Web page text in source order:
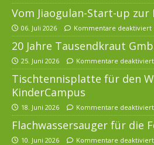
Vom Jiaogulan-Start-up
06. Juli 2026 Kommentare deaktiviert
20 Jahre Tausendkraut
25. Juni 2026 Kommentare deaktiviert
Tischtennisplatte für den
KinderCampus
18. Juni 2026 Kommentare deaktiviert
Flachwassersauger für die
10. Juni 2026 Kommentare deaktiviert